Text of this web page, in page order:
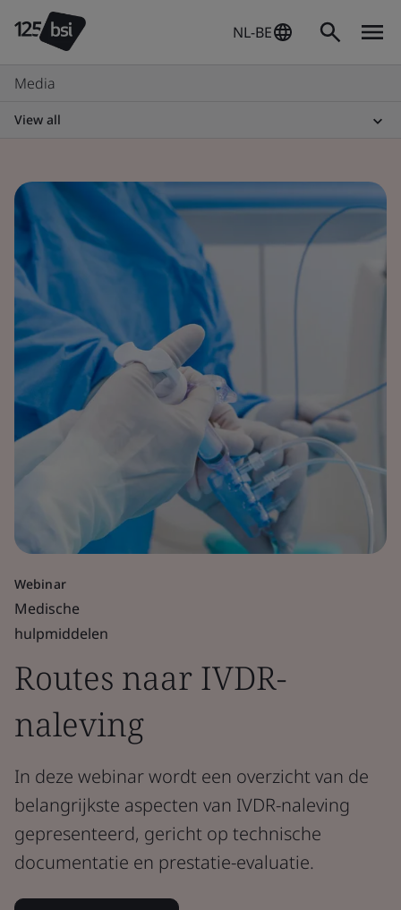
NL-BE
Media
View all
Webinar
Medische
hulpmiddelen
Routes naar IVDR-
naleving
In deze webinar wordt een overzicht van de
belangrijkste aspecten van IVDR-naleving
gepresenteerd, gericht op technische
documentatie en prestatie-evaluatie.